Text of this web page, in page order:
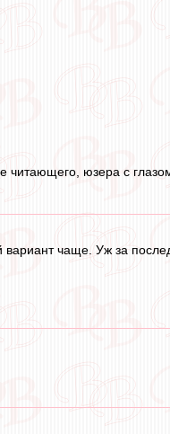
читающего, юзера с
чаще. Уж за